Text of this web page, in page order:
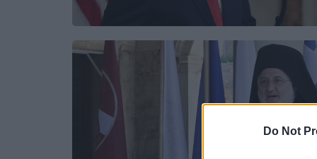
Do Not